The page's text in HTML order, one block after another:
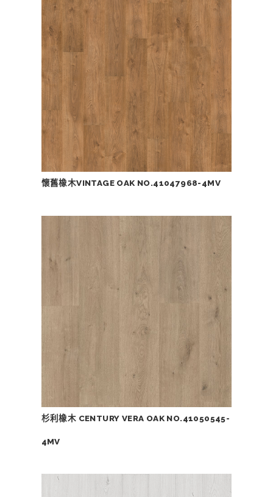
懷舊橡木VINTAGE OAK NO.41047968-4MV
杉利橡木 CENTURY VERA OAK NO.41050545-
4MV